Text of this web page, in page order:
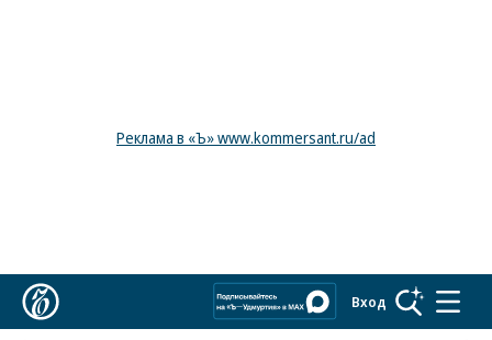
Реклама в «Ъ» www.kommersant.ru/ad
Вход